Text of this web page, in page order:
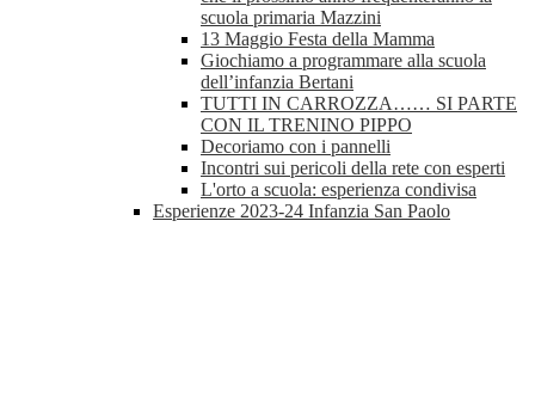
scuola primaria Mazzini
13 Maggio Festa della Mamma
Giochiamo a programmare alla scuola
dell’infanzia Bertani
TUTTI IN CARROZZA…… SI PARTE
CON IL TRENINO PIPPO
Decoriamo con i pannelli
Incontri sui pericoli della rete con esperti
L'orto a scuola: esperienza condivisa
Esperienze 2023-24 Infanzia San Paolo